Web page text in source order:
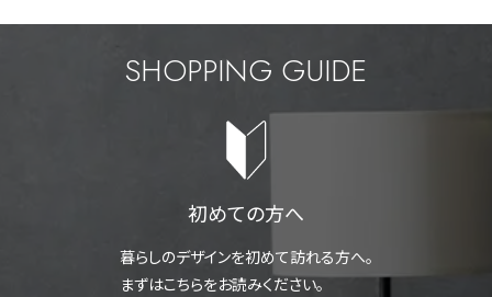
SHOPPING GUIDE
初めての方へ
暮らしのデザインを初めて訪れる方へ。
まずはこちらをお読みください。